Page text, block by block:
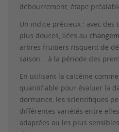
débourrement, étape
Un indice précieux : avec
plus douces, liées au
arbres fruitiers risquent de
saison... à la période des
En utilisant la calcéine
quantifiable pour évaluer la
dormance, les scientifiques
différentes variétés entre
adaptées ou les plus